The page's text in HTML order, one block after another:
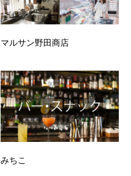
マルサン野田商店
みちこ